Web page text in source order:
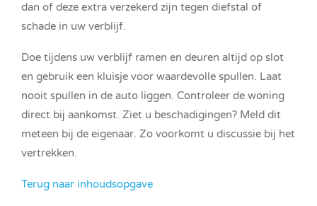
dan of deze extra verzekerd zijn tegen diefstal of
schade in uw verblijf.
Doe tijdens uw verblijf ramen en deuren altijd op slot
en gebruik een kluisje voor waardevolle spullen. Laat
nooit spullen in de auto liggen. Controleer de woning
direct bij aankomst. Ziet u beschadigingen? Meld dit
meteen bij de eigenaar. Zo voorkomt u discussie bij het
vertrekken.
Terug naar inhoudsopgave